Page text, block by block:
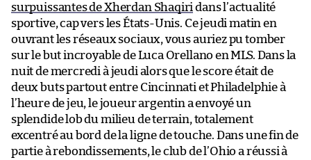
surpuissantes de Xherdan Shaqiri dans l’actualité
sportive, cap vers les États-Unis. Ce jeudi matin en
ouvrant les réseaux sociaux, vous auriez pu tomber
sur le but incroyable de Luca Orellano en MLS. Dans la
nuit de mercredi à jeudi alors que le score était de
deux buts partout entre Cincinnati et Philadelphie à
l’heure de jeu, le joueur argentin a envoyé un
splendide lob du milieu de terrain, totalement
excentré au bord de la ligne de touche. Dans une fin de
partie à rebondissements, le club de l’Ohio a réussi à